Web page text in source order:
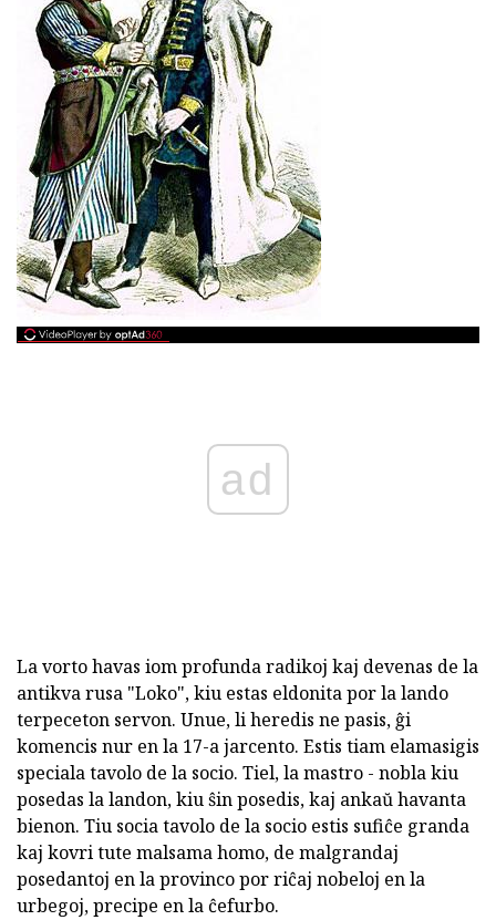
ad
La vorto havas iom profunda radikoj kaj devenas de la
antikva rusa "Loko", kiu estas eldonita por la lando
terpeceton servon. Unue, li heredis ne pasis, ĝi
komencis nur en la 17-a jarcento. Estis tiam elamasigis
speciala tavolo de la socio. Tiel, la mastro - nobla kiu
posedas la landon, kiu ŝin posedis, kaj ankaŭ havanta
bienon. Tiu socia tavolo de la socio estis sufiĉe granda
kaj kovri tute malsama homo, de malgrandaj
posedantoj en la provinco por riĉaj nobeloj en la
urbegoj, precipe en la ĉefurbo.